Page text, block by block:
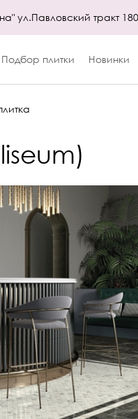
ул.Павловский тракт
Подбор плитки Новинки